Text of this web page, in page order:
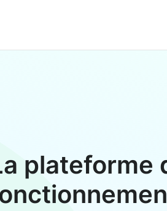
plateforme